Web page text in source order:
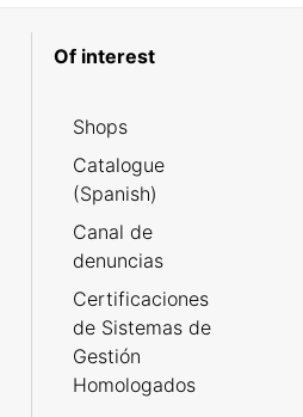
Of interest
Shops
Catalogue
(Spanish)
Canal de
denuncias
Certificaciones
de Sistemas de
Gestión
Homologados